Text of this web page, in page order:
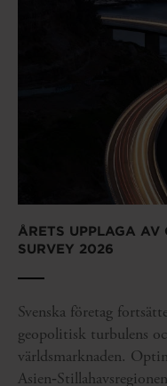
ÅRETS UPPLAGA AV
SURVEY 2026
Svenska företag
geopolitisk turbulens
världsmarknaden.